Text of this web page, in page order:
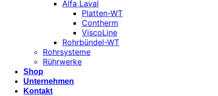
Alfa Laval
Platten-WT
Contherm
ViscoLine
Rohrbündel-WT
Rohrsysteme
Rührwerke
Shop
Unternehmen
Kontakt